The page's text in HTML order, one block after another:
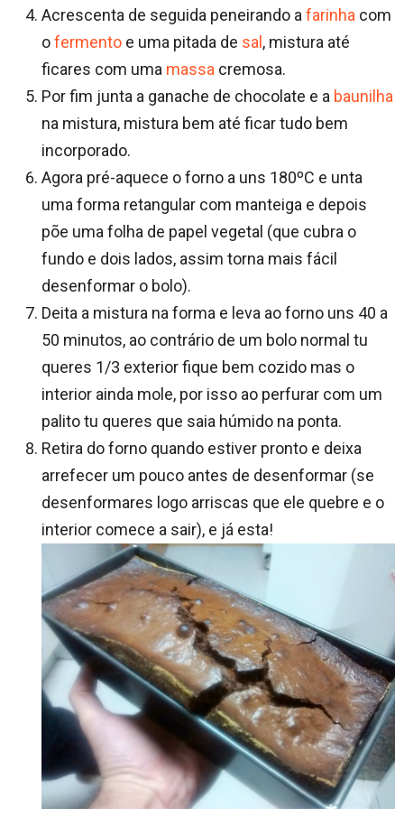
Acrescenta de seguida peneirando a farinha com
ofermento e uma pitada de sal, mistura até
ficares com uma massa cremosa.
Por fim junta a ganache de chocolate e a baunilha
na mistura, mistura bem até ficar tudo bem
incorporado.
Agora pré-aquece o forno a uns 180ºC e unta
uma forma retangular com manteiga e depois
põe uma folha de papel vegetal (que cubra o
fundo e dois lados, assim torna mais fácil
desenformar o bolo).
Deita a mistura na forma e leva ao forno uns 40 a
50 minutos, ao contrário de um bolo normal tu
queres 1/3 exterior fique bem cozido mas o
interior ainda mole, por isso ao perfurar com um
palito tu queres que saia húmido na ponta.
Retira do forno quando estiver pronto e deixa
arrefecer um pouco antes de desenformar (se
desenformares logo arriscas que ele quebre e o
interior comece a sair), e já esta!